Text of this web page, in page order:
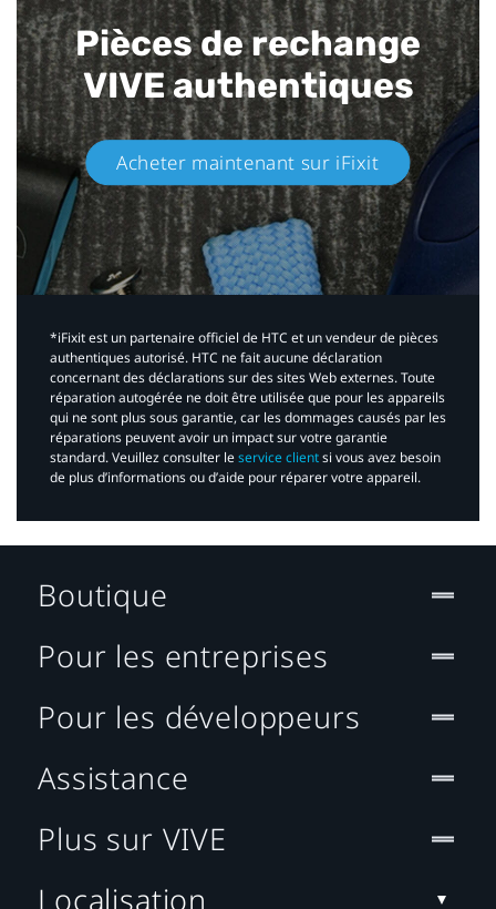
Pièces de rechange
VIVE authentiques​
Acheter maintenant sur iFixit​
*iFixit est un partenaire officiel de HTC et un vendeur de pièces
authentiques autorisé. HTC ne fait aucune déclaration
concernant des déclarations sur des sites Web externes. Toute
réparation autogérée ne doit être utilisée que pour les appareils
qui ne sont plus sous garantie, car les dommages causés par les
réparations peuvent avoir un impact sur votre garantie
standard. Veuillez consulter leservice clientsi vous avez besoin
de plus d’informations ou d’aide pour réparer votre appareil.​
Boutique
Pour les entreprises
Pour les développeurs
Assistance
Plus sur VIVE
Localisation